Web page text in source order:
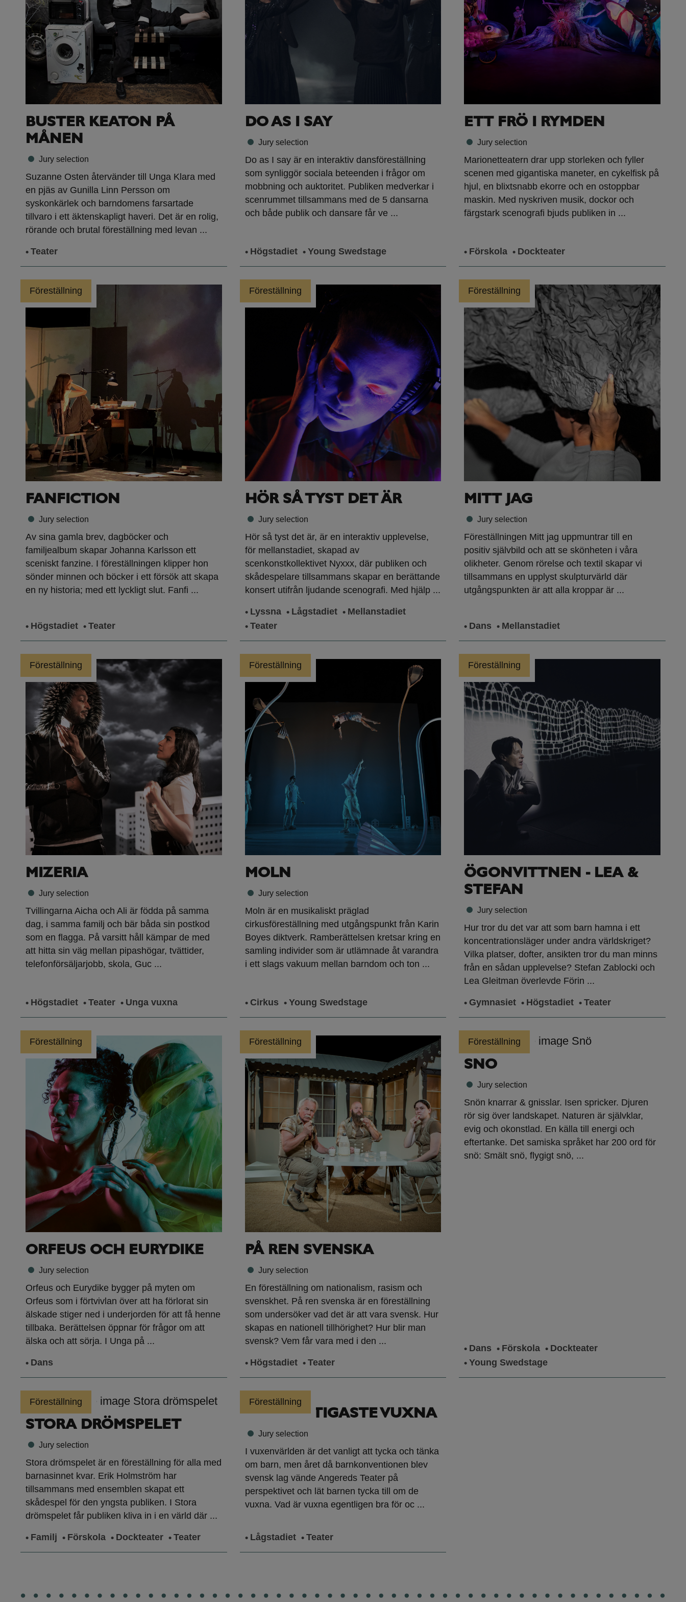
BUSTER KEATON PÅ
MÅNEN
Jury selection
Suzanne Osten återvänder till Unga Klara med
en pjäs av Gunilla Linn Persson om
syskonkärlek och barndomens farsartade
tillvaro i ett äktenskapligt haveri. Det är en rolig,
rörande och brutal föreställning med levan ...
Teater
DO AS I SAY
Jury selection
Do as I say är en interaktiv dansföreställning
som synliggör sociala beteenden i frågor om
mobbning och auktoritet. Publiken medverkar i
scenrummet tillsammans med de 5 dansarna
och både publik och dansare får ve ...
Högstadiet Young Swedstage
ETT FRÖ I RYMDEN
Jury selection
Marionetteatern drar upp storleken och fyller
scenen med gigantiska maneter, en cykelfisk på
hjul, en blixtsnabb ekorre och en ostoppbar
maskin. Med nyskriven musik, dockor och
färgstark scenografi bjuds publiken in ...
Förskola Dockteater
FANFICTION
Jury selection
Föreställning
Av sina gamla brev, dagböcker och
familjealbum skapar Johanna Karlsson ett
sceniskt fanzine. I föreställningen klipper hon
sönder minnen och böcker i ett försök att skapa
en ny historia; med ett lyckligt slut. Fanfi ...
Högstadiet Teater
HÖR SÅ TYST DET ÄR
Jury selection
Föreställning
Hör så tyst det är, är en interaktiv upplevelse,
för mellanstadiet, skapad av
scenkonstkollektivet Nyxxx, där publiken och
skådespelare tillsammans skapar en berättande
konsert utifrån ljudande scenografi. Med hjälp ...
Lyssna Lågstadiet
Mellanstadiet
Teater
MITT JAG
Jury selection
Föreställning
Föreställningen Mitt jag uppmuntrar till en
positiv självbild och att se skönheten i våra
olikheter. Genom rörelse och textil skapar vi
tillsammans en upplyst skulpturvärld där
utgångspunkten är att alla kroppar är ...
Dans Mellanstadiet
MIZERIA
Jury selection
Föreställning
Tvillingarna Aicha och Ali är födda på samma
dag, i samma familj och bär båda sin postkod
som en flagga. På varsitt håll kämpar de med
att hitta sin väg mellan pipashögar, tvättider,
telefonförsäljarjobb, skola, Guc ...
Högstadiet Teater Unga vuxna
MOLN
Jury selection
Föreställning
Moln är en musikaliskt präglad
cirkusföreställning med utgångspunkt från Karin
Boyes diktverk. Ramberättelsen kretsar kring en
samling individer som är utlämnade åt varandra
i ett slags vakuum mellan barndom och ton ...
Cirkus Young Swedstage
ÖGONVITTNEN - LEA &
STEFAN
Jury selection
Föreställning
Hur tror du det var att som barn hamna i ett
koncentrationsläger under andra världskriget?
Vilka platser, dofter, ansikten tror du man minns
från en sådan upplevelse? Stefan Zablocki och
Lea Gleitman överlevde Förin ...
Gymnasiet Högstadiet Teater
ORFEUS OCH EURYDIKE
Jury selection
Föreställning
Orfeus och Eurydike bygger på myten om
Orfeus som i förtvivlan över att ha förlorat sin
älskade stiger ned i underjorden för att få henne
tillbaka. Berättelsen öppnar för frågor om att
älska och att sörja. I Unga på ...
Dans
PÅ REN SVENSKA
Jury selection
Föreställning
En föreställning om nationalism, rasism och
svenskhet. På ren svenska är en föreställning
som undersöker vad det är att vara svensk. Hur
skapas en nationell tillhörighet? Hur blir man
svensk? Vem får vara med i den ...
Högstadiet Teater
SNÖ
Jury selection
Föreställning
Snön knarrar & gnisslar. Isen spricker. Djuren
rör sig över landskapet. Naturen är självklar,
evig och okonstlad. En källa till energi och
eftertanke. Det samiska språket har 200 ord för
snö: Smält snö, flygigt snö, ...
Dans Förskola
Dockteater
Young Swedstage
STORA DRÖMSPELET
Jury selection
Föreställning
Stora drömspelet är en föreställning för alla med
barnasinnet kvar. Erik Holmström har
tillsammans med ensemblen skapat ett
skådespel för den yngsta publiken. I Stora
drömspelet får publiken kliva in i en värld där ...
Familj Förskola Dockteater Teater
VÅRA VIKTIGASTE VUXNA
Jury selection
Föreställning
I vuxenvärlden är det vanligt att tycka och tänka
om barn, men året då barnkonventionen blev
svensk lag vände Angereds Teater på
perspektivet och lät barnen tycka till om de
vuxna. Vad är vuxna egentligen bra för oc ...
Lågstadiet Teater